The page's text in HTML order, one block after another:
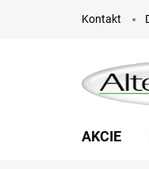
Kontakt
AKCIE